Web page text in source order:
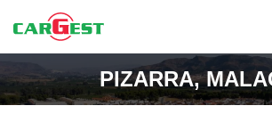
PIZARRA,